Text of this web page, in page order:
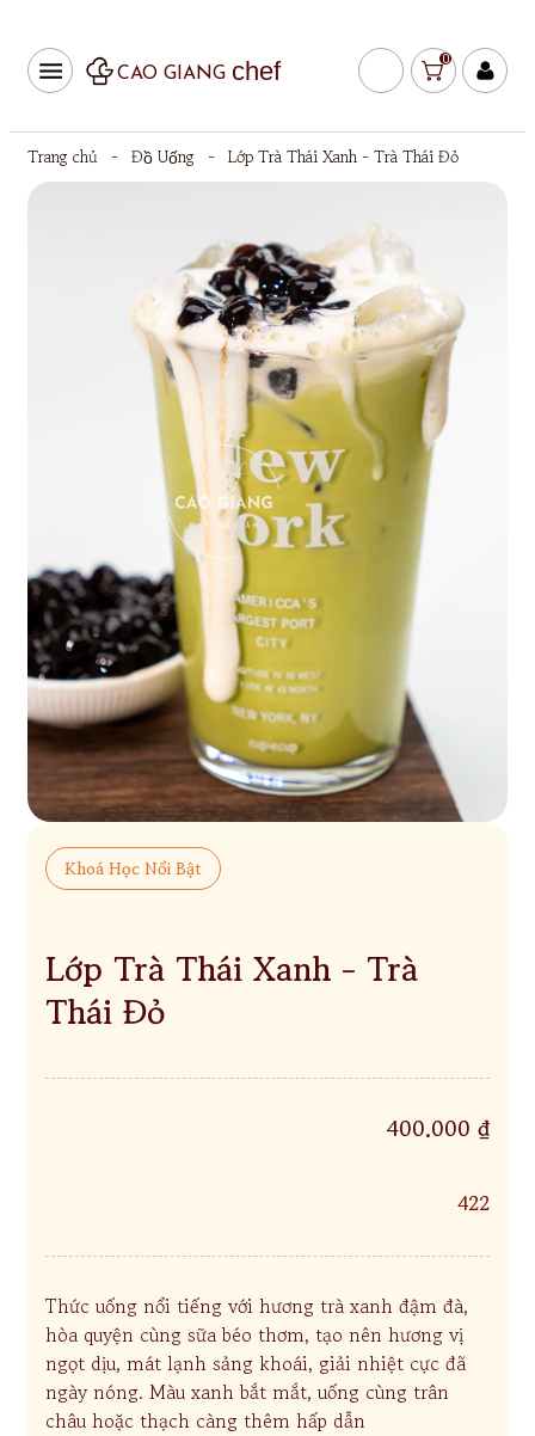
CAO GIANG chef 0
Trang chủ - Đồ Uống - Lớp Trà Thái Xanh - Trà Thái Đỏ
Khoá Học Nổi Bật
Lớp Trà Thái Xanh - Trà
Thái Đỏ
Thức uống nổi tiếng với hương trà xanh đậm đà,
hòa quyện cùng sữa béo thơm, tạo nên hương vị
ngọt dịu, mát lạnh sảng khoái, giải nhiệt cực đã
ngày nóng. Màu xanh bắt mắt, uống cùng trân
châu hoặc thạch càng thêm hấp dẫn
400.000 ₫
422